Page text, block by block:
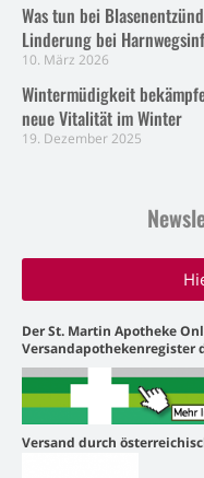
Was tun bei
Linderung bei
10. März 2026
Wintermüdigkeit
neue Vitalität im Winter
19. Dezember 2025
Der St. Martin Apotheke
Versandapothekenregister
Versand durch